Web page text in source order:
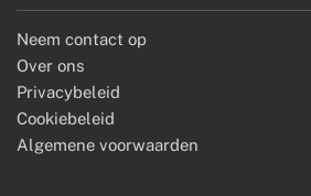
Neem contact op
Over ons
Privacybeleid
Cookiebeleid
Algemene voorwaarden